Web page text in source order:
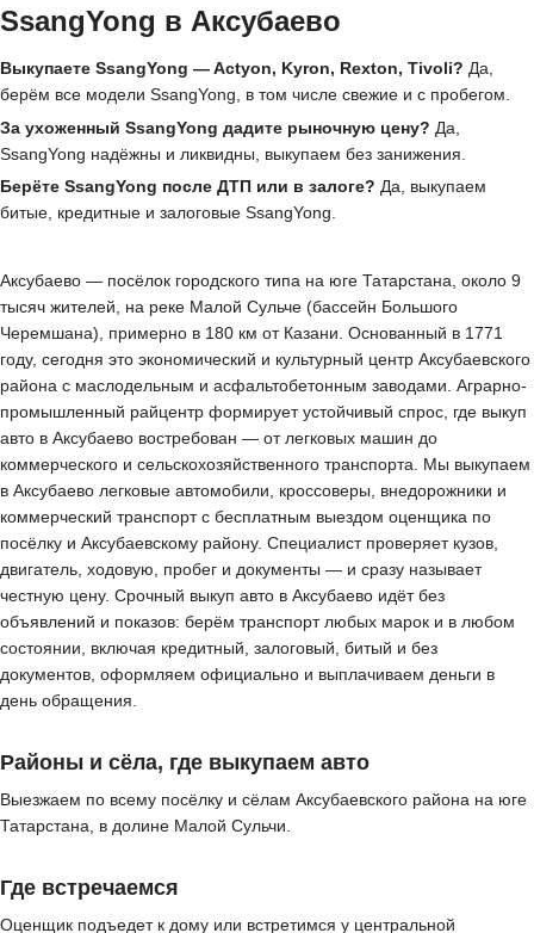
SsangYong в Аксубаево
Выкупаете SsangYong — Actyon, Kyron, Rexton, Tivoli? Да,
берём все модели SsangYong, в том числе свежие и с пробегом.
За ухоженный SsangYong дадите рыночную цену? Да,
SsangYong надёжны и ликвидны, выкупаем без занижения.
Берёте SsangYong после ДТП или в залоге? Да, выкупаем
битые, кредитные и залоговые SsangYong.
Аксубаево — посёлок городского типа на юге Татарстана, около 9
тысяч жителей, на реке Малой Сульче (бассейн Большого
Черемшана), примерно в 180 км от Казани. Основанный в 1771
году, сегодня это экономический и культурный центр Аксубаевского
района с маслодельным и асфальтобетонным заводами. Аграрно-
промышленный райцентр формирует устойчивый спрос, где выкуп
авто в Аксубаево востребован — от легковых машин до
коммерческого и сельскохозяйственного транспорта. Мы выкупаем
в Аксубаево легковые автомобили, кроссоверы, внедорожники и
коммерческий транспорт с бесплатным выездом оценщика по
посёлку и Аксубаевскому району. Специалист проверяет кузов,
двигатель, ходовую, пробег и документы — и сразу называет
честную цену. Срочный выкуп авто в Аксубаево идёт без
объявлений и показов: берём транспорт любых марок и в любом
состоянии, включая кредитный, залоговый, битый и без
документов, оформляем официально и выплачиваем деньги в
день обращения.
Районы и сёла, где выкупаем авто
Выезжаем по всему посёлку и сёлам Аксубаевского района на юге
Татарстана, в долине Малой Сульчи.
Где встречаемся
Оценщик подъедет к дому или встретимся у центральной